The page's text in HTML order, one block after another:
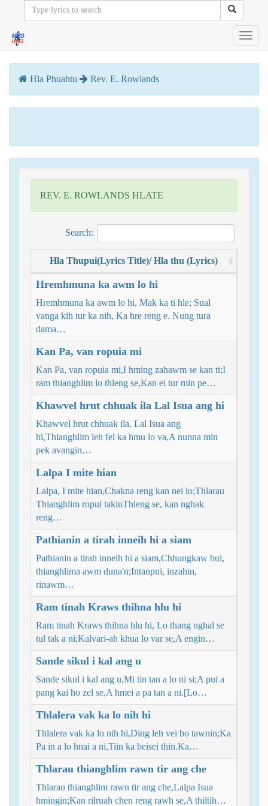
Hla Phuahtu Rev. E. Rowlands
REV. E. ROWLANDS HLATE
Search:
Hla Thupui(Lyrics Title)/ Hla thu (Lyrics)
Hremhmuna ka awm lo hi
Hremhmuna ka awm lo hi, Mak ka ti hle; Sual
vanga kih tur ka nih, Ka hre reng e. Nung tura
dama…
Kan Pa, van ropuia mi
Kan Pa, van ropuia mi,I hming zahawm se kan ti;I
ram thianghlim lo thleng se,Kan ei tur min pe…
Khawvel hrut chhuak ila Lal Isua ang hi
Khawvel hrut chhuak ila, Lal Isua ang
hi,Thianghlim leh fel ka hmu lo va,A nunna min
pek avangin…
Lalpa I mite hian
Lalpa, I mite hian,Chakna reng kan nei lo;Thlarau
Thianghlim ropui takinThleng se, kan nghak
reng…
Pathianin a tirah inneih hi a siam
Pathianin a tirah inneih hi a siam,Chhungkaw bul,
thianghlima awm duna'n;Intanpui, inzahin,
rinawm…
Ram tinah Kraws thihna hlu hi
Ram tinah Kraws thihna hlu hi, Lo thang nghal se
tul tak a ni;Kalvari-ah khua lo var se,A engin…
Sande sikul i kal ang u
Sande sikul i kal ang u,Mi tin tan a lo ni si;A pui a
pang kai ho zel se,A hmei a pa tan a ni.[Lo…
Thlalera vak ka lo nih hi
Thlalera vak ka lo nih hi,Ding leh vei bo tawnin;Ka
Pa in a lo hnai a ni,Tiin ka beisei thin.Ka…
Thlarau thianghlim rawn tir ang che
Thlarau thianghlim rawn tir ang che,Lalpa Isua
hmingin;Kan rilruah chen reng rawh se,A thiltih…